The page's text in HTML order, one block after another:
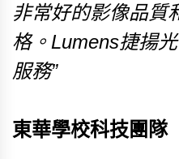
非常好的影像品質
格。Lumens捷揚
服務”
東華學校科技團隊